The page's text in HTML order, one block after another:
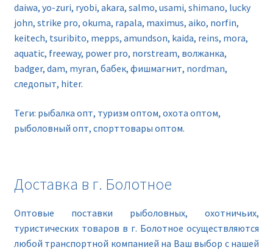
daiwa, yo-zuri, ryobi, akara, salmo, usami, shimano, lucky
john, strike pro, okuma, rapala, maximus, aiko, norfin,
keitech, tsuribito, mepps, amundson, kaida, reins, mora,
aquatic, freeway, power pro, norstream, волжанка,
badger, dam, myran, бабек, фишмагнит, nordman,
следопыт, hiter.
Теги: рыбалка опт, туризм оптом, охота оптом,
рыболовный опт, спорттовары оптом.
Доставка в г. Болотное
Оптовые поставки рыболовных, охотничьих,
туристических товаров в г. Болотное осуществляются
любой транспортной компанией на Ваш выбор с нашей